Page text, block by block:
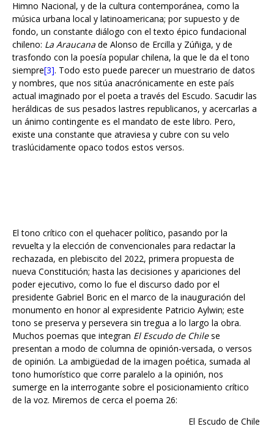
fondo, un constante diálogo con el texto épico fundacional
chileno:La Araucanade Alonso de Ercilla y Zúñiga, y de
trasfondo con la poesía popular chilena, la que le da el tono
siempre [3] . Todo esto puede parecer un muestrario de datos
y nombres, que nos sitúa anacrónicamente en este país
actual imaginado por el poeta a través del Escudo. Sacudir las
heráldicas de sus pesados lastres republicanos, y acercarlas a
un ánimo contingente es el mandato de este libro. Pero,
existe una constante que atraviesa y cubre con su velo
traslúcidamente opaco todos estos versos.
rechazada, en plebiscito del 2022, primera propuesta de
nueva Constitución; hasta las decisiones y apariciones del
poder ejecutivo, como lo fue el discurso dado por el
presidente Gabriel Boric en el marco de la inauguración del
monumento en honor al expresidente Patricio Aylwin; este
tono se preserva y persevera sin tregua a lo largo la obra.
Muchos poemas que integranEl Escudo de Chilese
presentan a modo de columna de opinión-versada, o versos
de opinión. La ambigüedad de la imagen poética, sumada al
tono humorístico que corre paralelo a la opinión, nos
sumerge en la interrogante sobre el posicionamiento crítico
de la voz. Miremos de cerca el poema 26:
no creerá nunca que Allende pudo